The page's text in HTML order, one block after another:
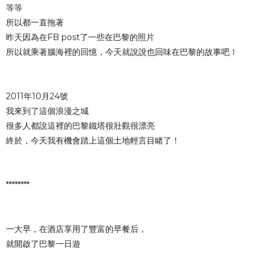
等等
所以都一直拖著
昨天因為在FB post了一些在巴黎的照片
所以就乘著腦海裡的回憶，今天就說說也回味在巴黎的故事吧！
2011年10月24號
我來到了這個浪漫之城
很多人都說這裡的巴黎鐵塔很壯觀很漂亮
終於，今天我有機會踏上這個土地輕言目睹了！
********
一大早，在酒店享用了豐富的早餐后，
就開啟了巴黎一日遊